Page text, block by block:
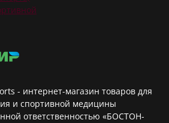
- интернет-магазин товаров для
и спортивной медицины
ответственностью «БОСТОН-